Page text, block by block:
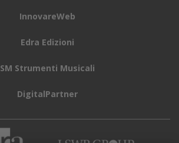
InnovareWeb
Edra Edizioni
SM Strumenti Musicali
DigitalPartner